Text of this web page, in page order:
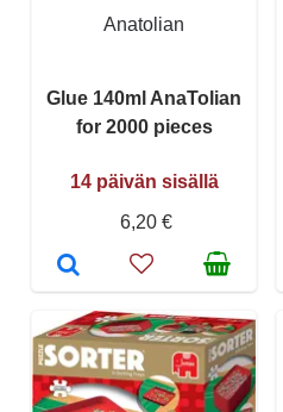
Anatolian
Glue 140ml AnaTolian
for 2000 pieces
14 päivän sisällä
6,20 €